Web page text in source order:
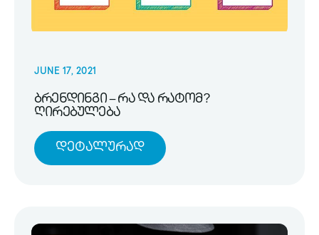
JUNE 17, 2021
ბრენდინგი – რა და რატომ?
ღირებულება
Დეტალურად